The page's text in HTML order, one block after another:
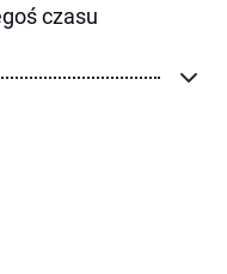
czasu